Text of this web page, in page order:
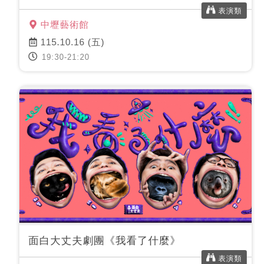
中壢藝術館
表演類
115.10.16 (五)
19:30-21:20
面白大丈夫劇團《我看了什麼》
表演類